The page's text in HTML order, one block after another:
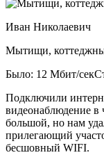
Иван Николаевич
Мытищи,
Было: 12 Мбит/сек
Подключили
видеонаблюдение
большой, но нам
прилегающий
бесшовный WIFI.